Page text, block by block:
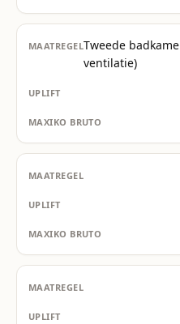
Tweede
ventilatie)